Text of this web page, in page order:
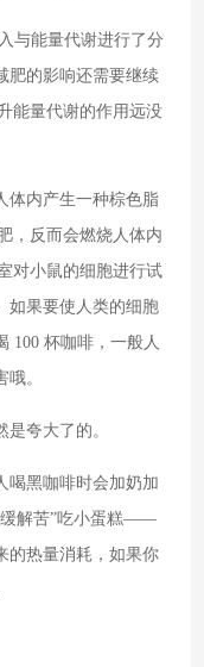
与能量代谢进行了分
肥的影响还需要继续
能量代谢的作用远没
体内产生一种棕色脂
，反而会燃烧人体内
对小鼠的细胞进行试
如果要使人类的细胞
100 杯咖啡，一般人
。
夸大了的。
喝黑咖啡时会加奶加
缓解苦”吃小蛋糕——
的热量消耗，如果你